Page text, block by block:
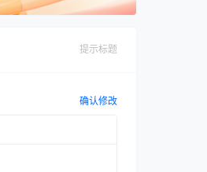
提示标题
确认修改